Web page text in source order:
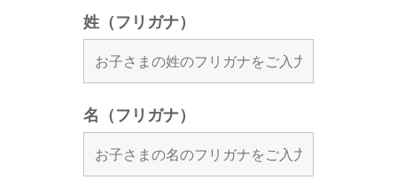
姓（フリガナ）
名（フリガナ）